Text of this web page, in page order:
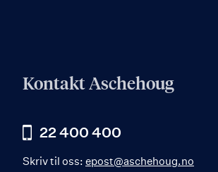
Kontakt Aschehoug
22 400 400
Skriv til oss: epost@aschehoug.no